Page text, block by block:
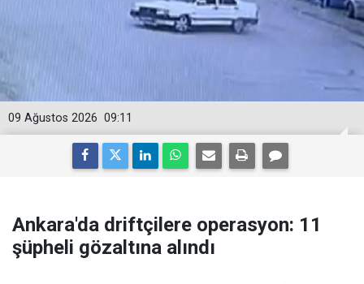
09:11
09 Ağustos 2026
Ankara'da driftçilere operasyon: 11
şüpheli gözaltına alındı